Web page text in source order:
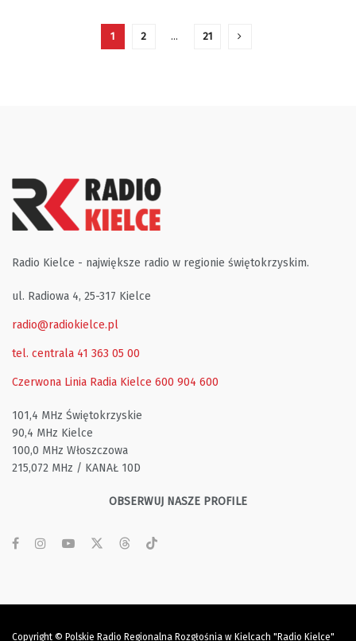
1 2 … 21
Radio Kielce - największe radio w regionie świętokrzyskim.
ul. Radiowa 4, 25-317 Kielce
radio@radiokielce.pl
tel. centrala 41 363 05 00
Czerwona Linia Radia Kielce 600 904 600
101,4 MHz Świętokrzyskie
90,4 MHz Kielce
100,0 MHz Włoszczowa
215,072 MHz / KANAŁ 10D
OBSERWUJ NASZE PROFILE
Copyright © Polskie Radio Regionalna Rozgłośnia w Kielcach "Radio Kielce"